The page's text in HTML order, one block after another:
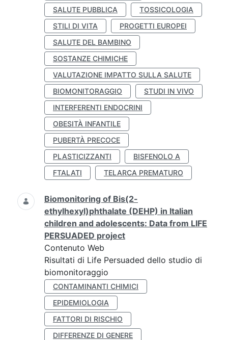
SALUTE PUBBLICA
TOSSICOLOGIA
STILI DI VITA
PROGETTI EUROPEI
SALUTE DEL BAMBINO
SOSTANZE CHIMICHE
VALUTAZIONE IMPATTO SULLA SALUTE
BIOMONITORAGGIO
STUDI IN VIVO
INTERFERENTI ENDOCRINI
OBESITÀ INFANTILE
PUBERTÀ PRECOCE
PLASTICIZZANTI
BISFENOLO A
FTALATI
TELARCA PREMATURO
Biomonitoring of Bis(2-
ethylhexyl)phthalate (DEHP) in Italian
children and adolescents: Data from LIFE
PERSUADED project
Contenuto Web
Risultati di Life Persuaded dello studio di
biomonitoraggio
CONTAMINANTI CHIMICI
EPIDEMIOLOGIA
FATTORI DI RISCHIO
DIFFERENZE DI GENERE